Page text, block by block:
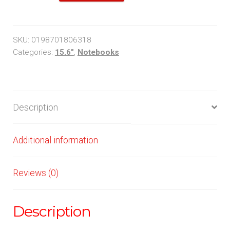
SKU: 0198701806318
Categories: 15.6", Notebooks
Description
Additional information
Reviews (0)
Description